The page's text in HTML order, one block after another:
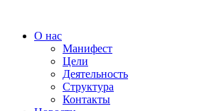
содержимому
О нас
Манифест
Цели
Деятельность
Структура
Контакты